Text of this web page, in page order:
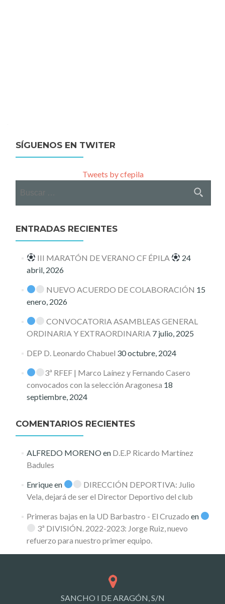
SÍGUENOS EN TWITER
Tweets by cfepila
ENTRADAS RECIENTES
III MARATÓN DE VERANO CF ÉPILA
24
abril, 2026
NUEVO ACUERDO DE COLABORACIÓN 15
enero, 2026
CONVOCATORIA ASAMBLEAS GENERAL
ORDINARIA Y EXTRAORDINARIA 7 julio, 2025
DEP D. Leonardo Chabuel 30 octubre, 2024
3ª RFEF | Marco Laínez y Fernando Casero
convocados con la selección Aragonesa 18
septiembre, 2024
COMENTARIOS RECIENTES
ALFREDO MORENOen D.E.P Ricardo Martínez
Badules
Enriqueen
DIRECCIÓN DEPORTIVA: Julio
Vela, dejará de ser el Director Deportivo del club
Primeras bajas en la UD Barbastro - El Cruzado en
3ª DIVISIÓN. 2022-2023: Jorge Ruiz, nuevo
refuerzo para nuestro primer equipo.
SANCHO I DE ARAGÓN, S/N